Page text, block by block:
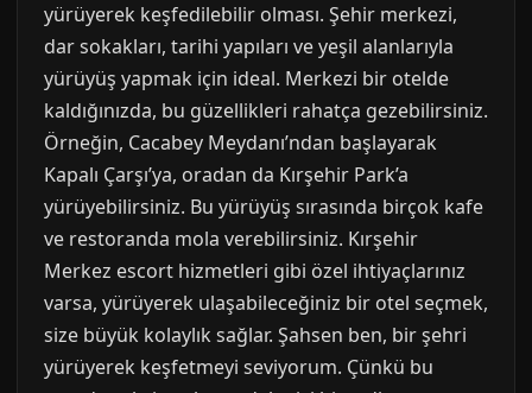
yürüyerek keşfedilebilir olması. Şehir merkezi,
dar sokakları, tarihi yapıları ve yeşil alanlarıyla
yürüyüş yapmak için ideal. Merkezi bir otelde
kaldığınızda, bu güzellikleri rahatça gezebilirsiniz.
Örneğin, Cacabey Meydanı’ndan başlayarak
Kapalı Çarşı’ya, oradan da Kırşehir Park’a
yürüyebilirsiniz. Bu yürüyüş sırasında birçok kafe
ve restoranda mola verebilirsiniz. Kırşehir
Merkez escort hizmetleri gibi özel ihtiyaçlarınız
varsa, yürüyerek ulaşabileceğiniz bir otel seçmek,
size büyük kolaylık sağlar. Şahsen ben, bir şehri
yürüyerek keşfetmeyi seviyorum. Çünkü bu